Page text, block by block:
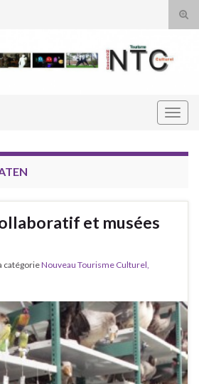
et musées
catégorieNouveau Tourisme Culturel,